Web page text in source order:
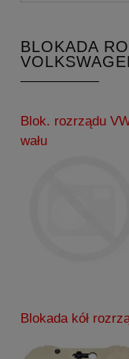
BLOKADA
Blok. rozrządu
wału
Blokada kół